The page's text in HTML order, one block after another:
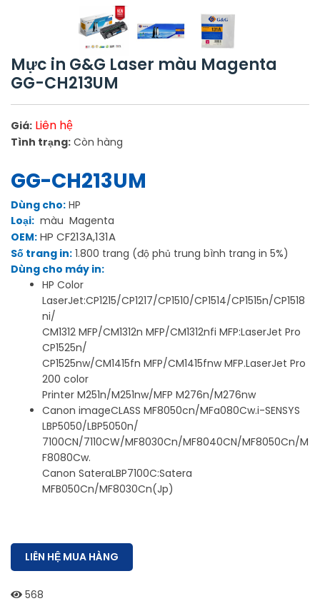
Mực in G&G Laser màu Magenta
GG-CH213UM
Giá: Liên hệ
Tình trạng: Còn hàng
GG-CH213UM
Dùng cho: HP
Loại: màu Magenta
OEM: HP CF213A,131A
Số trang in: 1.800 trang (độ phủ trung bình trang in 5%)
Dùng cho máy in:
HP Color
LaserJet:CP1215/CP1217/CP1510/CP1514/CP1515n/CP1518
ni/
CM1312 MFP/CM1312n MFP/CM1312nfi MFP:LaserJet Pro
CP1525n/
CP1525nw/CM1415fn MFP/CM1415fnw MFP.LaserJet Pro
200 color
Printer M251n/M251nw/MFP M276n/M276nw
Canon imageCLASS MF8050cn/MFa080Cw.i-SENSYS
LBP5050/LBP5050n/
7100CN/7110CW/MF8030Cn/MF8040CN/MF8050Cn/M
F8080Cw.
Canon SateraLBP7100C:Satera
MFB050Cn/MF8030Cn(Jp)
LIÊN HỆ MUA HÀNG
568